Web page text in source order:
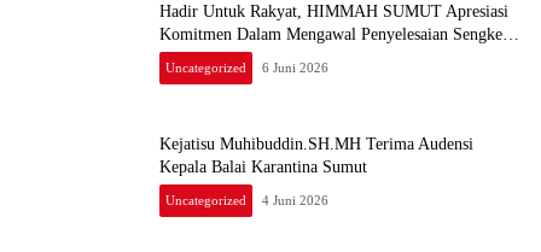
Hadir Untuk Rakyat, HIMMAH SUMUT Apresiasi
Komitmen Dalam Mengawal Penyelesaian Sengketa
Tanah Padang Halaban Labuhan Batu
Uncategorized 6 Juni 2026
Kejatisu Muhibuddin.SH.MH Terima Audensi
Kepala Balai Karantina Sumut
Uncategorized 4 Juni 2026